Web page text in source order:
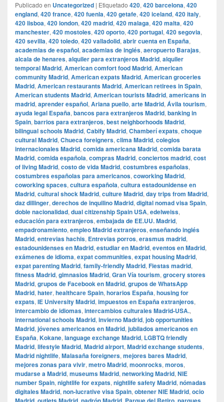
Publicado en Uncategorized | Etiquetado 420, 420 barcelona, 420
england, 420 france, 420 fuenla, 420 getafe, 420 iceland, 420 italy,
420 lisboa, 420 london, 420 madrid, 420 malaga, 420 malta, 420
manchester, 420 mostoles, 420 oporto, 420 portugal, 420 segovia,
420 sevilla, 420 toledo, 420 valladolid, abrir cuenta en España,
academias de español, academias de inglés, aeropuerto Barajas,
alcala de henares, alquiler para extranjeros Madrid, alquiler
temporal Madrid, American comfort food Madrid, American
community Madrid, American expats Madrid, American groceries
Madrid, American restaurants Madrid, American retirees in Spain,
American students Madrid, American tourists Madrid, americans in
madrid, aprender español, Ariana puello, arte Madrid, Ávila tourism,
ayuda legal España, bancos para extranjeros Madrid, banking in
Spain, barrios para extranjeros, best neighborhoods Madrid,
bilingual schools Madrid, Cabify Madrid, Chamberí expats, choque
cultural Madrid, Chueca foreigners, clima Madrid, colegios
internacionales Madrid, comida americana Madrid, comida barata
Madrid, comida española, compras Madrid, conciertos madrid, cost
of living Madrid, costo de vida Madrid, costumbres españolas,
costumbres españolas para americanos, coworking Madrid,
coworking spaces, cultura española, cultura estadounidense en
Madrid, cultural shock Madrid, culture Madrid, day trips from Madrid,
daz dillinger, derechos de inquilino Madrid, digital nomad visa Spain,
doble nacionalidad, dual citizenship Spain USA, edelweiss,
educación para extranjeros, embajada de EE.UU. Madrid,
empadronamiento, empleo Madrid extranjeros, enseñando inglés
Madrid, entrevias hachis, Entrevias porros, erasmus madrid,
estadounidenses en Madrid, estudiar en Madrid, eventos en Madrid,
exámenes de idioma, expat communities, expat housing Madrid,
expat parenting Madrid, family-friendly Madrid, Fiestas madrid,
fitness Madrid, gimnasios Madrid, Gran Vía tourism, grocery stores
Madrid, grupos de Facebook en Madrid, grupos de WhatsApp
Madrid, hater, healthcare Spain, horarios España, housing for
expats, IE University Madrid, impuestos en España extranjeros,
intercambio de idiomas, intercambios culturales Madrid-USA.,
international schools Madrid, invierno Madrid, job opportunities
Madrid, jóvenes americanos en Madrid, jubilados americanos en
España, Kokane, language exchange Madrid, LGBTQ friendly
Madrid, lifestyle Madrid, Madrid airport, Madrid exchange students,
Madrid nightlife, Malasaña foreigners, mejores bares Madrid,
mejores zonas para vivir, metro Madrid, moonrocks, moros,
mudarse a Madrid, museums Madrid, networking Madrid, NIE
number Spain, nightlife for expats, nightlife safety Madrid, nómadas
digitales Madrid, non-lucrative visa Spain, obtener NIE Madrid, ocio